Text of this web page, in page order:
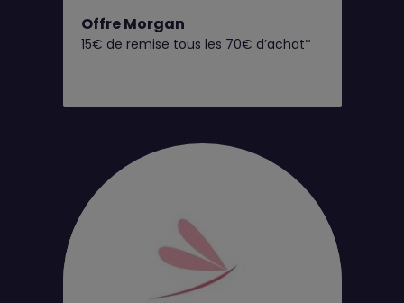
Offre Morgan
15€ de remise tous les 70€ d’achat*